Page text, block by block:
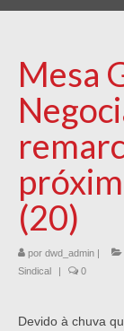
Mesa
(20)
por dwd_admin |
Sindical
| 0
Devido à chuva